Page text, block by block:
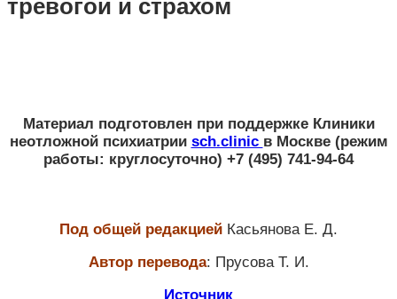
тревогой и страхом
Материал подготовлен при поддержке Клиники
неотложной психиатрии sch.clinic в Москве(режим
работы: круглосуточно) +7 (495) 741-94-64
Под общей редакцией Касьянова Е. Д.
Автор перевода: Прусова Т. И.
Источник